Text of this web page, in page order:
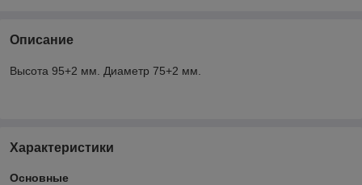
Описание
Высота 95+2 мм. Диаметр 75+2 мм.
Характеристики
Основные